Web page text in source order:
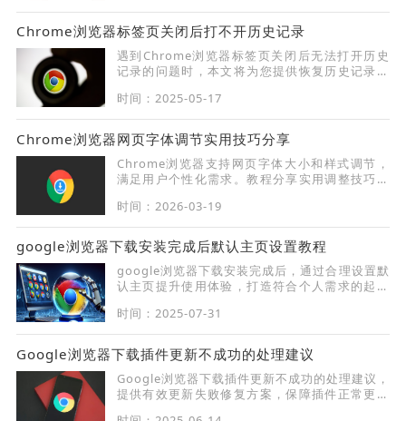
Chrome浏览器标签页关闭后打不开历史记录
遇到Chrome浏览器标签页关闭后无法打开历史
记录的问题时，本文将为您提供恢复历史记录的
时间：2025-05-17
Chrome浏览器网页字体调节实用技巧分享
Chrome浏览器支持网页字体大小和样式调节，
满足用户个性化需求。教程分享实用调整技巧，
时间：2026-03-19
google浏览器下载安装完成后默认主页设置教程
google浏览器下载安装完成后，通过合理设置默
认主页提升使用体验，打造符合个人需求的起始
时间：2025-07-31
Google浏览器下载插件更新不成功的处理建议
Google浏览器下载插件更新不成功的处理建议，
提供有效更新失败修复方案，保障插件正常更新